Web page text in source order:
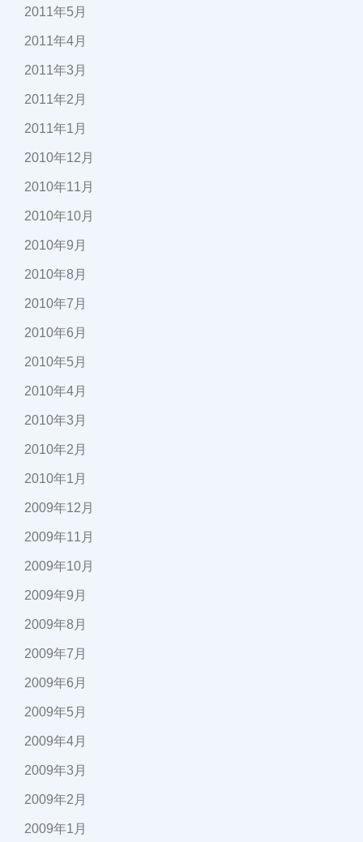
2011年5月
2011年4月
2011年3月
2011年2月
2011年1月
2010年12月
2010年11月
2010年10月
2010年9月
2010年8月
2010年7月
2010年6月
2010年5月
2010年4月
2010年3月
2010年2月
2010年1月
2009年12月
2009年11月
2009年10月
2009年9月
2009年8月
2009年7月
2009年6月
2009年5月
2009年4月
2009年3月
2009年2月
2009年1月